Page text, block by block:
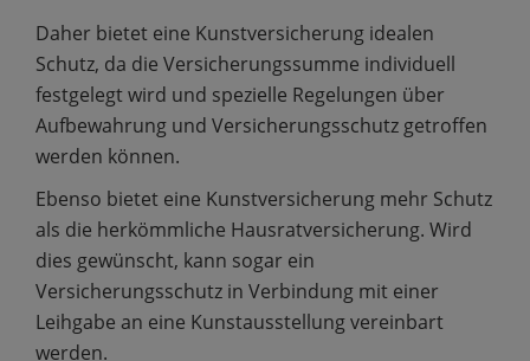
Daher bietet eine Kunstversicherung idealen
Schutz, da die Versicherungssumme individuell
festgelegt wird und spezielle Regelungen über
Aufbewahrung und Versicherungsschutz getroffen
werden können.
Ebenso bietet eine Kunstversicherung mehr Schutz
als die herkömmliche Hausratversicherung. Wird
dies gewünscht, kann sogar ein
Versicherungsschutz in Verbindung mit einer
Leihgabe an eine Kunstausstellung vereinbart
werden.